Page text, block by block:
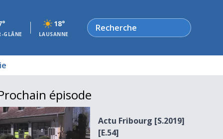
GLÂNE
18°
LAUSANNE
Rechercher
épisode
Fribourg [S.2019][E.54]
Actu Fribourg [S.2019]
[E.54]